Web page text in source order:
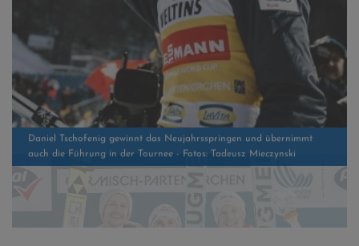
Tschofenig siegt vor Gregor Deschwanden und Michael Hayböck